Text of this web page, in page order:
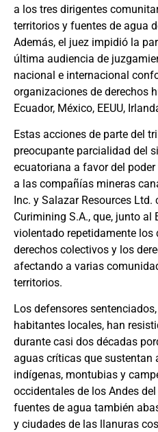
a los tres dirigentes
territorios y fuentes de agua
Además, el juez impidió la
última audiencia de
nacional e internacional
organizaciones de derechos
Ecuador, México, EEUU,
Estas acciones de parte del
preocupante parcialidad del
ecuatoriana a favor del
a las compañías mineras
Inc. y Salazar Resources
Curimining S.A., que, junto al
violentado repetidamente los
derechos colectivos y los
afectando a varias
territorios.
Los defensores
habitantes locales, han
durante casi dos décadas
aguas críticas que sustentan
indígenas, montubias y
occidentales de los Andes
fuentes de agua también
y ciudades de las llanuras